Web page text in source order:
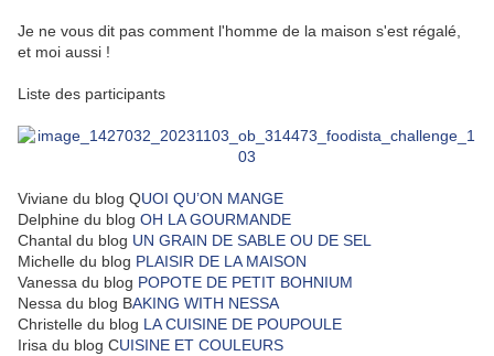
Je ne vous dit pas comment l'homme de la maison s'est régalé,
et moi aussi !
Liste des participants
Viviane du blog QUOI QU’ON MANGE
Delphine du blog OH LA GOURMANDE
Chantal du blog UN GRAIN DE SABLE OU DE SEL
Michelle du blog PLAISIR DE LA MAISON
Vanessa du blog POPOTE DE PETIT BOHNIUM
Nessa du blog BAKING WITH NESSA
Christelle du blog LA CUISINE DE POUPOULE
Irisa du blog CUISINE ET COULEURS